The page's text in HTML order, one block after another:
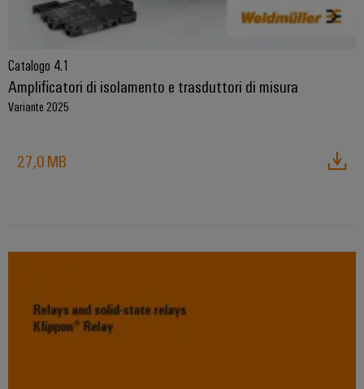
Catalogo 4.1
Amplificatori di isolamento e trasduttori di misura
Variante 2025
27,0 MB